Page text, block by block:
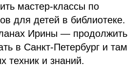
мастер-классы по
для детей в библиотеке.
Ирины — продолжить
в Санкт-Петербург и там
техник и знаний.